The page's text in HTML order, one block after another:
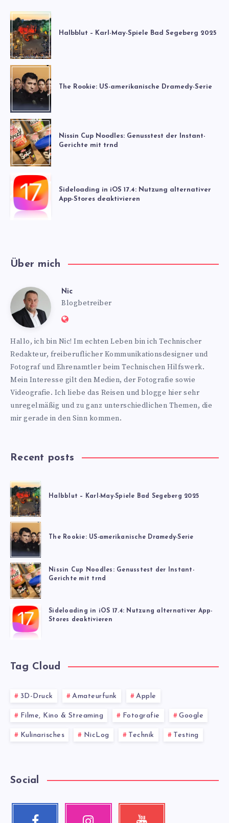
Halbblut – Karl-May-Spiele Bad Segeberg 2025
The Rookie: US-amerikanische Dramedy-Serie
Nissin Cup Noodles: Genusstest der Instant-
Gerichte mit trnd
Sideloading in iOS 17.4: Nutzung alternativer
App-Stores deaktivieren
Über mich
Nic Nic
Blogbetreiber
Website:
Hallo, ich bin Nic! Im echten Leben bin ich Technischer
Redakteur, freiberuflicher Kommunikationsdesigner und
Fotograf und Ehrenamtler beim Technischen Hilfswerk.
Mein Interesse gilt den Medien, der Fotografie sowie
Videografie. Ich liebe das Reisen und blogge hier sehr
unregelmäßig und zu ganz unterschiedlichen Themen, die
mir gerade in den Sinn kommen.
Recent posts
Halbblut – Karl-May-Spiele Bad Segeberg 2025
The Rookie: US-amerikanische Dramedy-Serie
Nissin Cup Noodles: Genusstest der Instant-
Gerichte mit trnd
Sideloading in iOS 17.4: Nutzung alternativer App-
Stores deaktivieren
Tag Cloud
3D-Druck Amateurfunk Apple
Filme, Kino & Streaming Fotografie Google
Kulinarisches NicLog Technik Testing
Social
Facebook Instagram Youtube